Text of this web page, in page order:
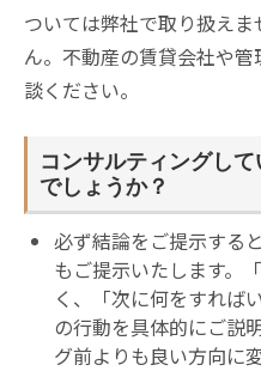
ついては弊社で取り扱え
ん。不動産の賃貸会社や
談ください。
コンサルティングし
でしょうか？
必ず結論をご提示する
もご提示いたします。
く、「次に何をすれば
の行動を具体的にご説
グ前よりも良い方向に